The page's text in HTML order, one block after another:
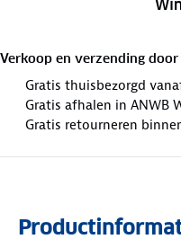
Verkoop en verzending door
Gratis thuisbezorgd
Gratis afhalen in ANWB
Gratis retourneren